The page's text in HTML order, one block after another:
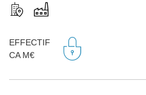
EFFECTIF
CA M€